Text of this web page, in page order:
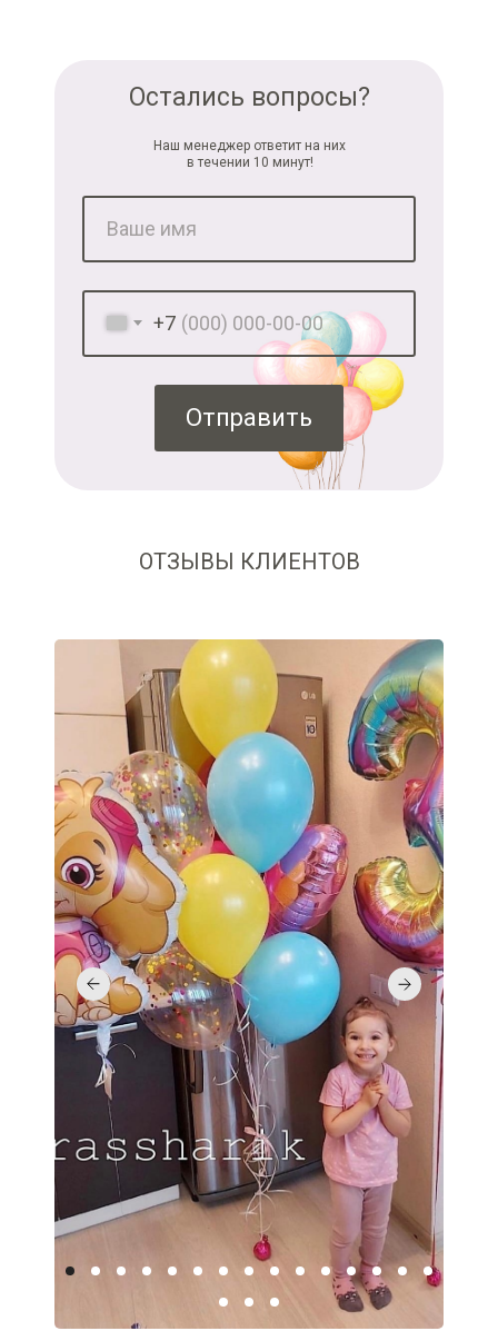
+7
Отправить
Остались вопросы?
Наш менеджер ответит на них
в течении 10 минут!
ОТЗЫВЫ КЛИЕНТОВ